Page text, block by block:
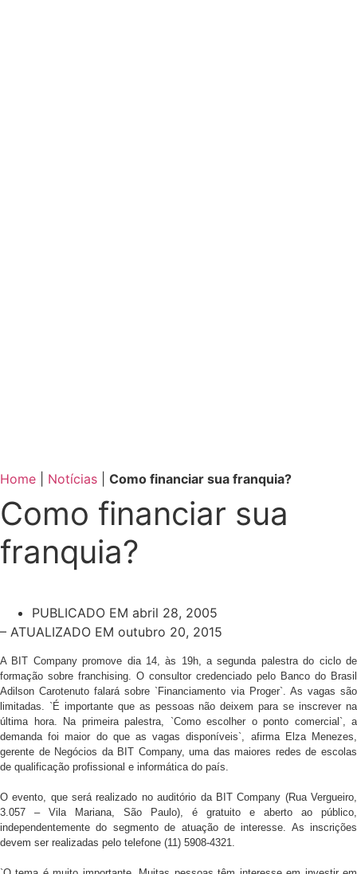
Home Notícias Como financiar sua franquia?
Como financiar sua
franquia?
PUBLICADO EM abril 28, 2005
– ATUALIZADO EM outubro 20, 2015
A BIT Company promove dia 14, às 19h, a segunda palestra do ciclo de
formação sobre franchising. O consultor credenciado pelo Banco do Brasil
Adilson Carotenuto falará sobre `Financiamento via Proger`. As vagas são
limitadas. `É importante que as pessoas não deixem para se inscrever na
última hora. Na primeira palestra, `Como escolher o ponto comercial`, a
demanda foi maior do que as vagas disponíveis`, afirma Elza Menezes,
gerente de Negócios da BIT Company, uma das maiores redes de escolas
de qualificação profissional e informática do país.
O evento, que será realizado no auditório da BIT Company (Rua Vergueiro,
3.057 – Vila Mariana, São Paulo), é gratuito e aberto ao público,
independentemente do segmento de atuação de interesse. As inscrições
devem ser realizadas pelo telefone (11) 5908-4321.